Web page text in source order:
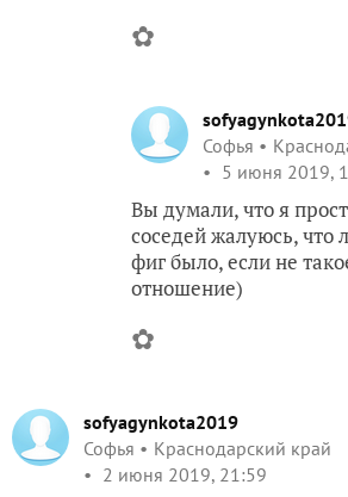
✿
Софья
5 июня 2019,
Вы думали, что я
соседей жалуюсь, что
фиг было, если не
отношение)
✿
sofyagynkota2019
Софья
Краснодарский край
2 июня 2019, 21:59